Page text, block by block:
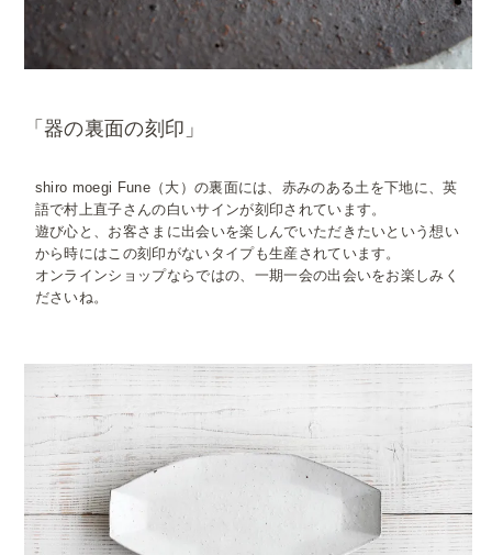
「器の裏面の刻印」
shiro moegi Fune（大）の裏面には、赤みのある土を下地に、英
語で村上直子さんの白いサインが刻印されています。
遊び心と、お客さまに出会いを楽しんでいただきたいという想い
から時にはこの刻印がないタイプも生産されています。
オンラインショップならではの、一期一会の出会いをお楽しみく
ださいね。